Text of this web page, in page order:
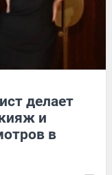
делает
и
в